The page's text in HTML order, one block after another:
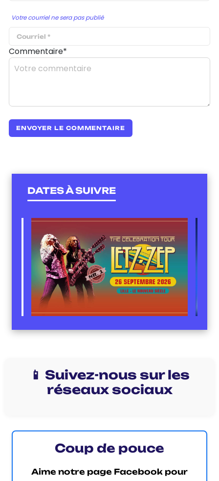
Votre courriel ne sera pas publié
Commentaire*
DATES À SUIVRE
📱 Suivez-nous sur les
réseaux sociaux
Coup de pouce
Aime notre page Facebook pour